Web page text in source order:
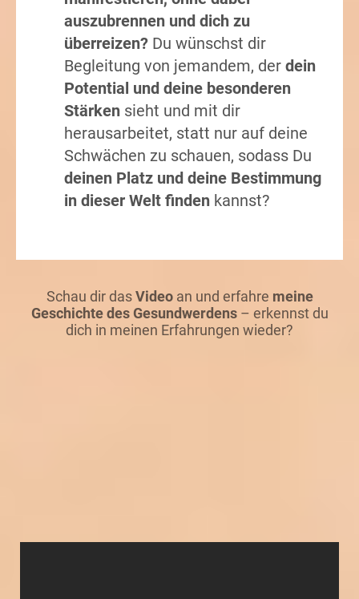
auszubrennen und dich zu
überreizen? Du wünschst dir
Begleitung von jemandem, der dein
Potential und deine besonderen
Stärken sieht und mit dir
herausarbeitet, statt nur auf deine
Schwächen zu schauen, sodass Du
deinen Platz und deine Bestimmung
in dieser Welt finden kannst?
Schau dir dasVideo an und erfahre meine
Geschichte des Gesundwerdens– erkennst du
dich in meinen Erfahrungen wieder?